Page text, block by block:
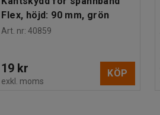
Flex, höjd: 90 mm, grön
Art. nr:40859
19 kr
exkl. moms
KÖP